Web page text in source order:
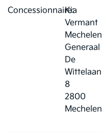
Concessionnaire:
Kia
Vermant
Mechelen
Generaal
De
Wittelaan
8
2800
Mechelen